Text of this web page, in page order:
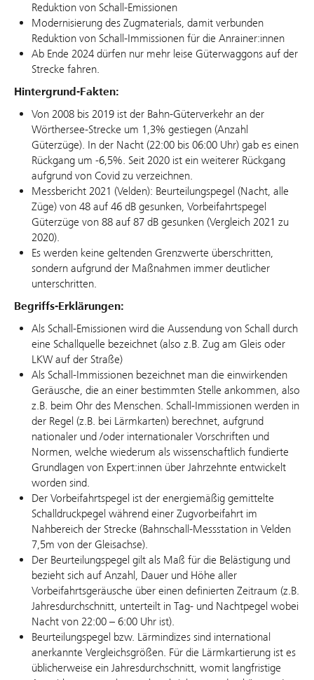
Reduktion von Schall-Emissionen
Modernisierung des Zugmaterials, damit verbunden
Reduktion von Schall-Immissionen für die Anrainer:innen
Ab Ende 2024 dürfen nur mehr leise Güterwaggons auf der
Strecke fahren.
Hintergrund-Fakten:
Von 2008 bis 2019 ist der Bahn-Güterverkehr an der
Wörthersee-Strecke um 1,3% gestiegen (Anzahl
Güterzüge). In der Nacht (22:00 bis 06:00 Uhr) gab es einen
Rückgang um -6,5%. Seit 2020 ist ein weiterer Rückgang
aufgrund von Covid zu verzeichnen.
Messbericht 2021 (Velden): Beurteilungspegel (Nacht, alle
Züge) von 48 auf 46 dB gesunken, Vorbeifahrtspegel
Güterzüge von 88 auf 87 dB gesunken (Vergleich 2021 zu
2020).
Es werden keine geltenden Grenzwerte überschritten,
sondern aufgrund der Maßnahmen immer deutlicher
unterschritten.
Begriffs-Erklärungen:
Als Schall-Emissionen wird die Aussendung von Schall durch
eine Schallquelle bezeichnet (also z.B. Zug am Gleis oder
LKW auf der Straße)
Als Schall-Immissionen bezeichnet man die einwirkenden
Geräusche, die an einer bestimmten Stelle ankommen, also
z.B. beim Ohr des Menschen. Schall-Immissionen werden in
der Regel (z.B. bei Lärmkarten) berechnet, aufgrund
nationaler und /oder internationaler Vorschriften und
Normen, welche wiederum als wissenschaftlich fundierte
Grundlagen von Expert:innen über Jahrzehnte entwickelt
worden sind.
Der Vorbeifahrtspegel ist der energiemäßig gemittelte
Schalldruckpegel während einer Zugvorbeifahrt im
Nahbereich der Strecke (Bahnschall-Messstation in Velden
7,5m von der Gleisachse).
Der Beurteilungspegel gilt als Maß für die Belästigung und
bezieht sich auf Anzahl, Dauer und Höhe aller
Vorbeifahrtsgeräusche über einen definierten Zeitraum (z.B.
Jahresdurchschnitt, unterteilt in Tag- und Nachtpegel wobei
Nacht von 22:00 – 6:00 Uhr ist).
Beurteilungspegel bzw. Lärmindizes sind international
anerkannte Vergleichsgrößen. Für die Lärmkartierung ist es
üblicherweise ein Jahresdurchschnitt, womit langfristige